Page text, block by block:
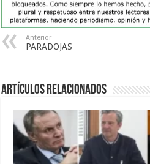
Anterior
PARADOJAS
Artículos Relacionados